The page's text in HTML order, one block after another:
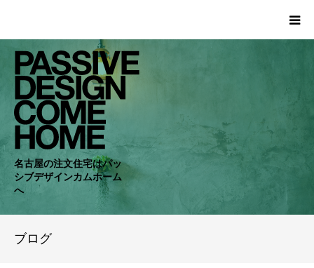
名古屋の注文住宅はパッ
シブデザインカムホーム
へ
ブログ
HOME
WORKS
COMPANY
CONCEPT